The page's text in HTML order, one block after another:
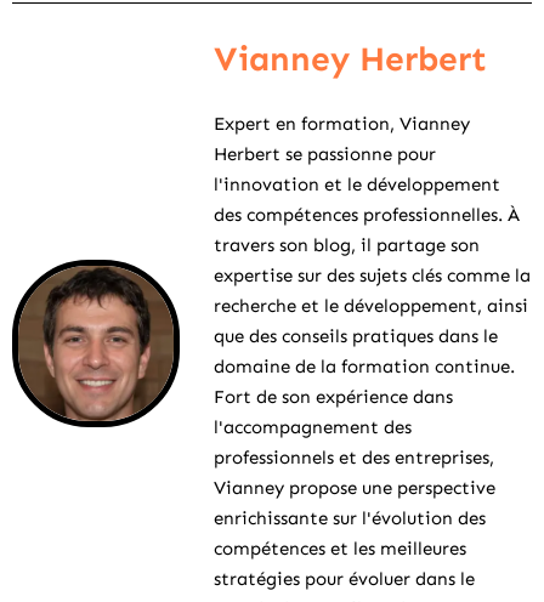
Vianney Herbert
Expert en formation, Vianney
Herbert se passionne pour
l'innovation et le développement
des compétences professionnelles. À
travers son blog, il partage son
expertise sur des sujets clés comme la
recherche et le développement, ainsi
que des conseils pratiques dans le
domaine de la formation continue.
Fort de son expérience dans
l'accompagnement des
professionnels et des entreprises,
Vianney propose une perspective
enrichissante sur l'évolution des
compétences et les meilleures
stratégies pour évoluer dans le